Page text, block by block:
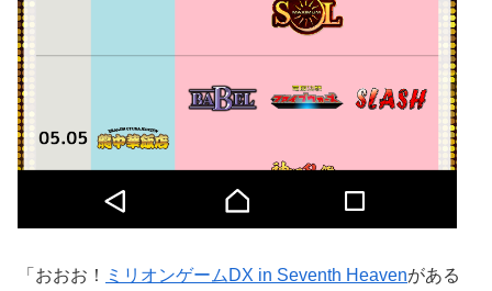
「おおお！ ミリオンゲームDX in Seventh Heavenがある